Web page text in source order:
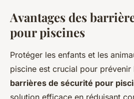
Avantages des
pour piscines
Protéger les enfants et les
piscine est crucial pour prévenir
barrières de sécurité pour